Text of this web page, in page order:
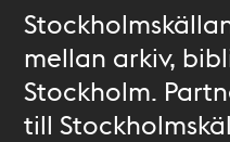
mellan arkiv,
Stockholm.
till